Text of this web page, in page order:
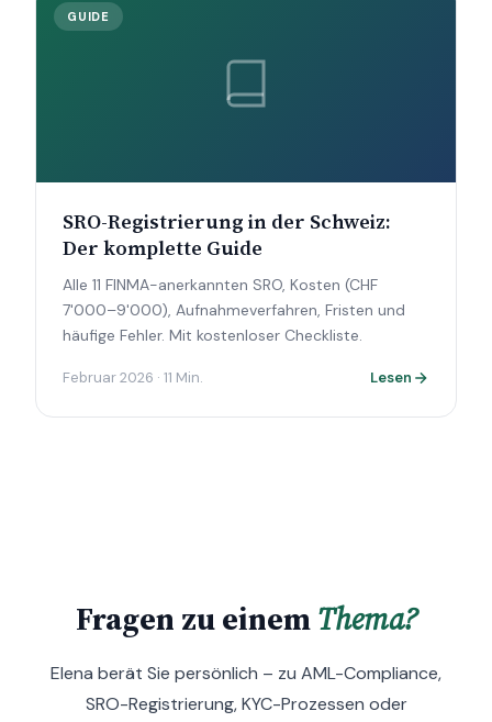
GUIDE
SRO-Registrierung in der Schweiz:
Der komplette Guide
Alle 11 FINMA-anerkannten SRO, Kosten (CHF
7'000–9'000), Aufnahmeverfahren, Fristen und
häufige Fehler. Mit kostenloser Checkliste.
Februar 2026 · 11 Min. Lesen
Fragen zu einemThema?
Elena berät Sie persönlich – zu AML-Compliance,
SRO-Registrierung, KYC-Prozessen oder